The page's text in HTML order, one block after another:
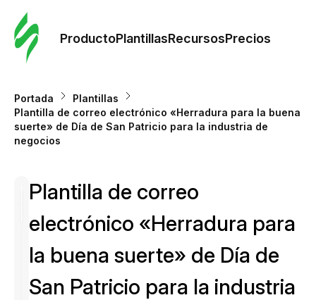
ProductoPlantillasRecursosPrecios
Portada
Plantillas
Plantilla de correo electrónico «Herradura para la buena
suerte» de Día de San Patricio para la industria de
negocios
Plantilla de correo
electrónico «Herradura para
la buena suerte» de Día de
San Patricio para la industria